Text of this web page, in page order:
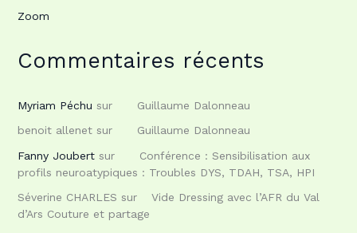
Zoom
Commentaires récents
Myriam Péchu sur
Guillaume Dalonneau
benoit allenetsur
Guillaume Dalonneau
Fanny Joubertsur
Conférence : Sensibilisation aux
profils neuroatypiques : Troubles DYS, TDAH, TSA, HPI
Séverine CHARLES sur
Vide Dressing avec l’AFR du Val
d’Ars Couture et partage